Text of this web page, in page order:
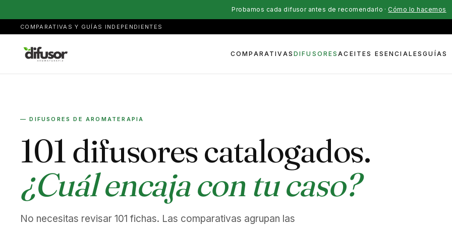
Probamos cada difusor antes de recomendarlo · Cómo lo hacemos
COMPARATIVAS Y GUÍAS INDEPENDIENTES
COMPARATIVAS DIFUSORESACEITES ESENCIALESGUÍAS
— DIFUSORES DE AROMATERAPIA
101 difusores catalogados.
¿Cuál encaja con tu caso?
No necesitas revisar 101 fichas. Las comparativas agrupan las